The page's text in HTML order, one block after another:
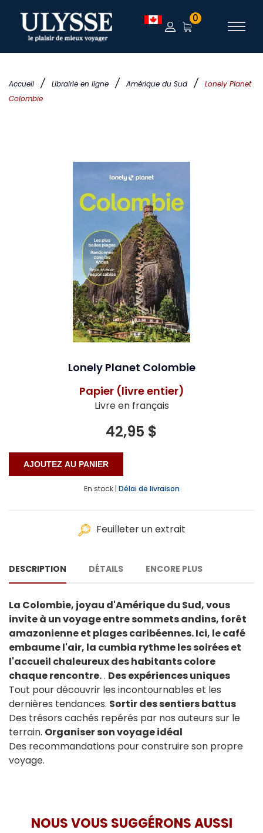
Accueil / Librairie en ligne / Amérique du Sud /
Lonely Planet
Colombie
0
Lonely Planet Colombie
Papier (livre entier)
Livre en français
42,95 $
En stock | Délai de livraison
Feuilleter un extrait
DESCRIPTION DÉTAILS ENCORE PLUS
La Colombie, joyau d'Amérique du Sud, vous
invite à un voyage entre sommets andins, forêt
amazonienne et plages caribéennes. Ici, le café
embaume l'air, la cumbia rythme les soirées et
l'accueil chaleureux des habitants colore
chaque rencontre.. Des expériences uniques
Tout pour découvrir les incontournables et les
dernières tendances. Sortir des sentiers battus
Des trésors cachés repérés par nos auteurs sur le
terrain. Organiser son voyage idéal
Des recommandations pour construire son propre
voyage.
NOUS VOUS SUGGÉRONS AUSSI